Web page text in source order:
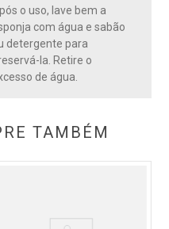
o uso, lave bem a
com água e sabão
detergente para
la. Retire o
de água.
TAMBÉM